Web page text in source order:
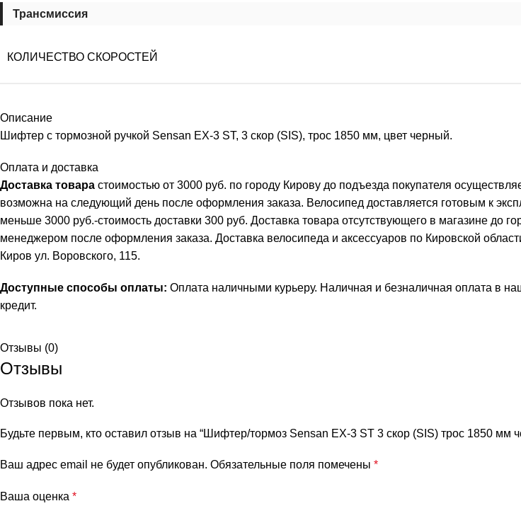
Трансмиссия
КОЛИЧЕСТВО СКОРОСТЕЙ
Описание
Шифтер с тормозной ручкой Sensan EX-3 ST, 3 скор (SIS), трос 1850 мм, цвет черный.
Оплата и доставка
Доставка товара стоимостью от 3000 руб. по городу Кирову до подъезда покупателя
возможна на следующий день после оформления заказа. Велосипед доставляется готовым к
меньше 3000 руб.-стоимость доставки 300 руб. Доставка товара отсутствующего в магазине до
менеджером после оформления заказа. Доставка велосипеда и аксессуаров по Кировской
Киров ул. Воровского, 115.
Доступные способы оплаты: Оплата наличными курьеру. Наличная и безналичная оплата в
кредит.
Отзывы (0)
Отзывы
Отзывов пока нет.
Будьте первым, кто оставил отзыв на “Шифтер/тормоз Sensan EX-3 ST 3 скор (SIS) трос 1850 мм
Ваш адрес email не будет опубликован. Обязательные поля помечены *
Ваша оценка *